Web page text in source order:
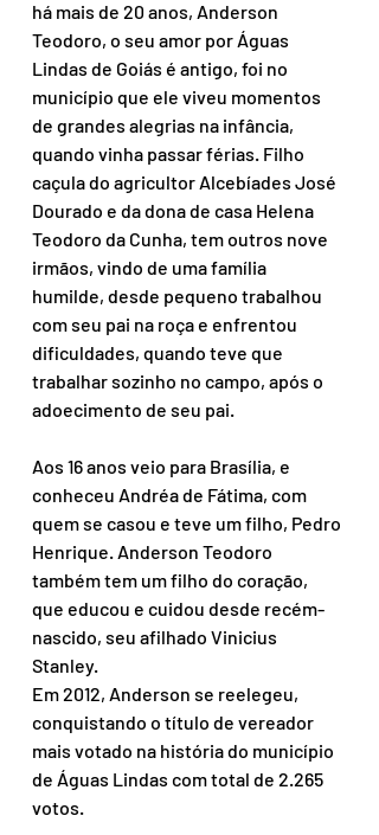
há mais de 20 anos, Anderson
Teodoro, o seu amor por Águas
Lindas de Goiás é antigo, foi no
município que ele viveu momentos
de grandes alegrias na infância,
quando vinha passar férias. Filho
caçula do agricultor Alcebíades José
Dourado e da dona de casa Helena
Teodoro da Cunha, tem outros nove
irmãos, vindo de uma família
humilde, desde pequeno trabalhou
com seu pai na roça e enfrentou
dificuldades, quando teve que
trabalhar sozinho no campo, após o
adoecimento de seu pai.
Aos 16 anos veio para Brasília, e
conheceu Andréa de Fátima, com
quem se casou e teve um filho, Pedro
Henrique. Anderson Teodoro
também tem um filho do coração,
que educou e cuidou desde recém-
nascido, seu afilhado Vinicius
Stanley.
Em 2012, Anderson se reelegeu,
conquistando o título de vereador
mais votado na história do município
de Águas Lindas com total de 2.265
votos.